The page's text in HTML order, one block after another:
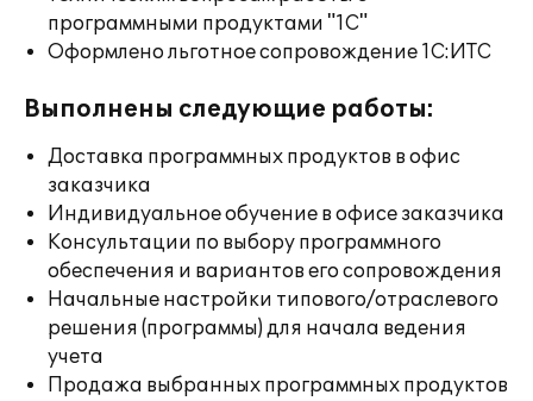
программными продуктами "1С"
Оформлено льготное сопровождение 1С:ИТС
Выполнены следующие работы:
Доставка программных продуктов в офис
заказчика
Индивидуальное обучение в офисе заказчика
Консультации по выбору программного
обеспечения и вариантов его сопровождения
Начальные настройки типового/отраслевого
решения (программы) для начала ведения
учета
Продажа выбранных программных продуктов